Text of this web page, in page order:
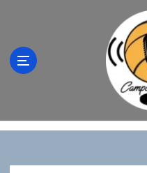
l
Campo
mundo de